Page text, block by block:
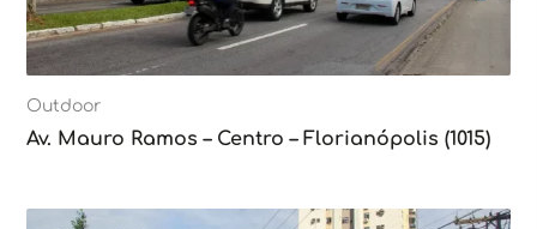
Outdoor
Av. Mauro Ramos – Centro – Florianópolis (1015)